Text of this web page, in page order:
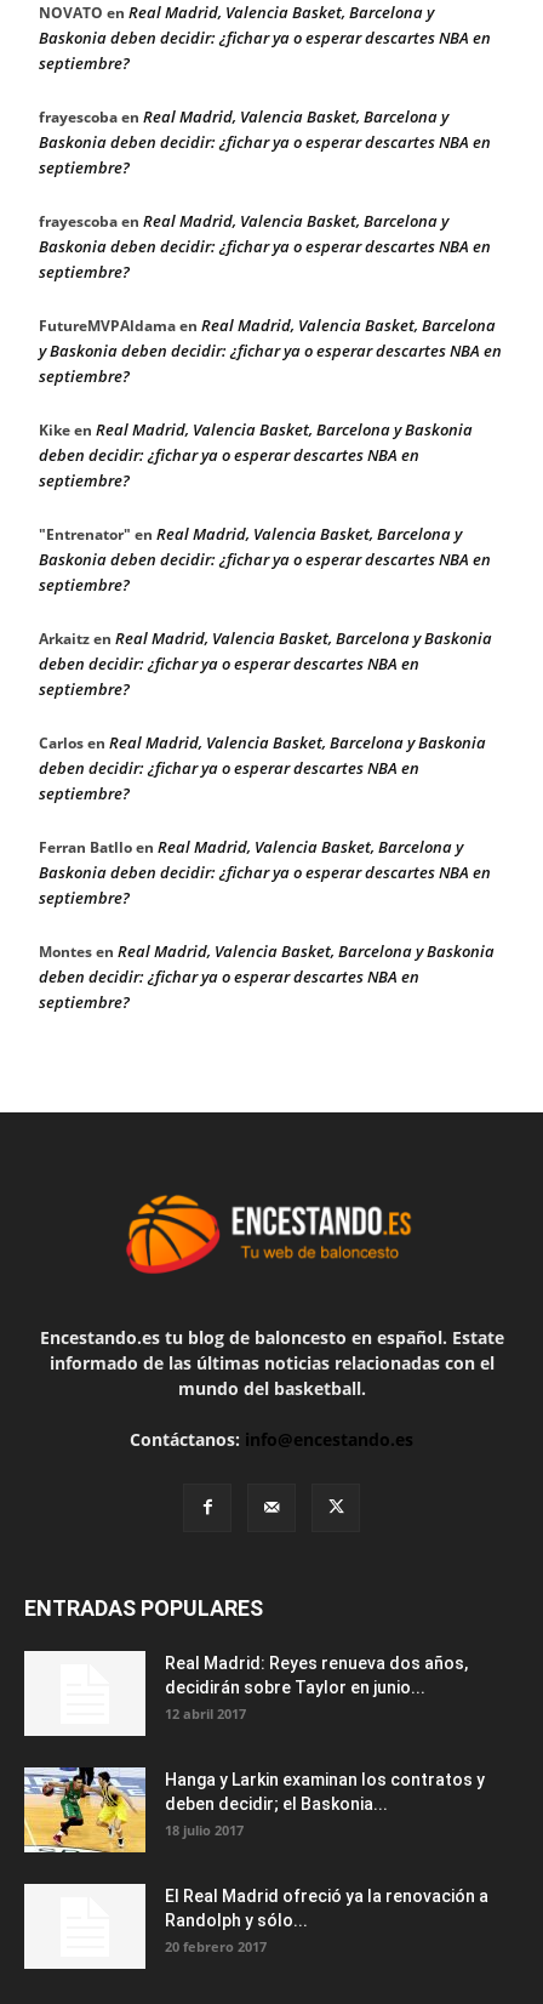
NOVATO en Real Madrid, Valencia Basket, Barcelona y
Baskonia deben decidir: ¿fichar ya o esperar descartes NBA en
septiembre?
frayescobaen Real Madrid, Valencia Basket, Barcelona y
Baskonia deben decidir: ¿fichar ya o esperar descartes NBA en
septiembre?
frayescobaen Real Madrid, Valencia Basket, Barcelona y
Baskonia deben decidir: ¿fichar ya o esperar descartes NBA en
septiembre?
FutureMVPAldamaen Real Madrid, Valencia Basket, Barcelona
y Baskonia deben decidir: ¿fichar ya o esperar descartes NBA en
septiembre?
Kikeen Real Madrid, Valencia Basket, Barcelona y Baskonia
deben decidir: ¿fichar ya o esperar descartes NBA en
septiembre?
"Entrenator" en Real Madrid, Valencia Basket, Barcelona y
Baskonia deben decidir: ¿fichar ya o esperar descartes NBA en
septiembre?
Arkaitzen Real Madrid, Valencia Basket, Barcelona y Baskonia
deben decidir: ¿fichar ya o esperar descartes NBA en
septiembre?
Carlosen Real Madrid, Valencia Basket, Barcelona y Baskonia
deben decidir: ¿fichar ya o esperar descartes NBA en
septiembre?
Ferran Batlloen Real Madrid, Valencia Basket, Barcelona y
Baskonia deben decidir: ¿fichar ya o esperar descartes NBA en
septiembre?
Montesen Real Madrid, Valencia Basket, Barcelona y Baskonia
deben decidir: ¿fichar ya o esperar descartes NBA en
septiembre?
Encestando.es tu blog de baloncesto en español. Estate
informado de las últimas noticias relacionadas con el
mundo del basketball.
Contáctanos: info@encestando.es
ENTRADAS POPULARES
Real Madrid: Reyes renueva dos años,
decidirán sobre Taylor en junio...
12 abril 2017
Hanga y Larkin examinan los contratos y
deben decidir; el Baskonia...
18 julio 2017
El Real Madrid ofreció ya la renovación a
Randolph y sólo...
20 febrero 2017